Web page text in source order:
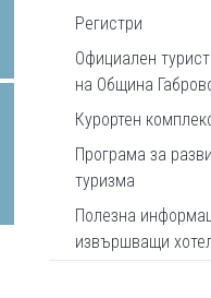
Регистри
Официален
на Община
Курортен
Програма за
туризма
Полезна
извършващи